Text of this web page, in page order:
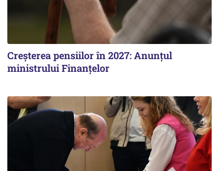
Creșterea pensiilor în 2027: Anunțul
ministrului Finanțelor